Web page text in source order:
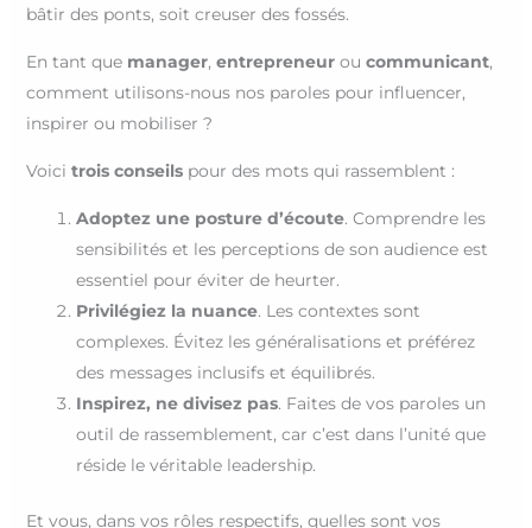
bâtir des ponts, soit creuser des fossés.
En tant que manager, entrepreneur ou communicant,
comment utilisons-nous nos paroles pour influencer,
inspirer ou mobiliser ?
Voici trois conseilspour des mots qui rassemblent :
Adoptez une posture d’écoute. Comprendre les
sensibilités et les perceptions de son audience est
essentiel pour éviter de heurter.
Privilégiez la nuance. Les contextes sont
complexes. Évitez les généralisations et préférez
des messages inclusifs et équilibrés.
Inspirez, ne divisez pas. Faites de vos paroles un
outil de rassemblement, car c’est dans l’unité que
réside le véritable leadership.
Et vous, dans vos rôles respectifs, quelles sont vos